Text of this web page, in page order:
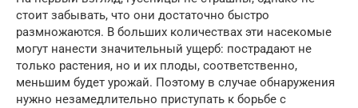
стоит забывать, что они достаточно быстро
размножаются. В больших количествах эти насекомые
могут нанести значительный ущерб: пострадают не
только растения, но и их плоды, соответственно,
меньшим будет урожай. Поэтому в случае обнаружения
нужно незамедлительно приступать к борьбе с